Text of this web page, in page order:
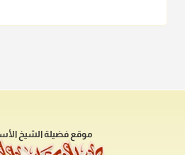
موقع فضيلة الشيخ